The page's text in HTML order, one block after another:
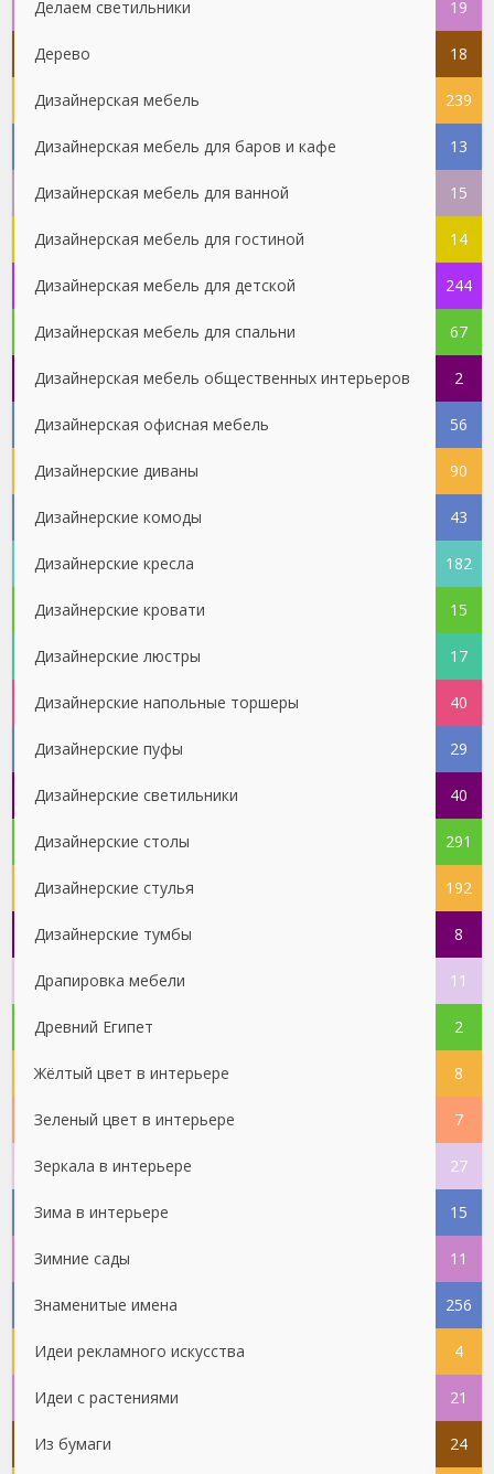
Делаем светильники 19
Дерево 18
Дизайнерская мебель 239
Дизайнерская мебель для баров и кафе 13
Дизайнерская мебель для ванной 15
Дизайнерская мебель для гостиной 14
Дизайнерская мебель для детской 244
Дизайнерская мебель для спальни 67
Дизайнерская мебель общественных интерьеров 2
Дизайнерская офисная мебель 56
Дизайнерские диваны 90
Дизайнерские комоды 43
Дизайнерские кресла 182
Дизайнерские кровати 15
Дизайнерские люстры 17
Дизайнерские напольные торшеры 40
Дизайнерские пуфы 29
Дизайнерские светильники 40
Дизайнерские столы 291
Дизайнерские стулья 192
Дизайнерские тумбы 8
Драпировка мебели 11
Древний Египет 2
Жёлтый цвет в интерьере 8
Зеленый цвет в интерьере 7
Зеркала в интерьере 27
Зима в интерьере 15
Зимние сады 11
Знаменитые имена 256
Идеи рекламного искусства 4
Идеи с растениями 21
Из бумаги 24